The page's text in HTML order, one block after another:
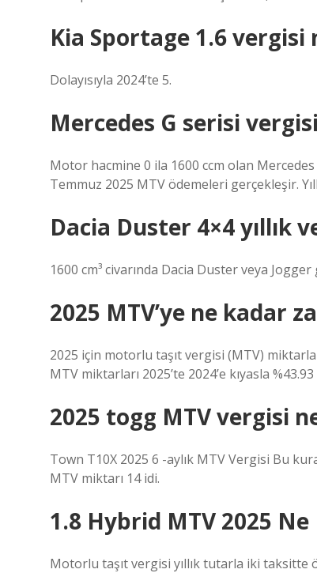
Kia Sportage 1.6 vergisi
Dolayısıyla 2024’te 5.
Mercedes G serisi
Motor hacmine 0 ila 1600 ccm olan
Temmuz 2025 MTV ödemeleri gerçekleşir.
Dacia Duster 4×4 yıllık
1600 cm³ civarında Dacia Duster veya
2025 MTV’ye ne kadar
2025 için motorlu taşıt vergisi (MTV)
MTV miktarları 2025’te 2024’e kıyasla %43.93
2025 togg MTV vergisi
Town T10X 2025 6 -aylık MTV Vergisi Bu
MTV miktarı 14 idi.
1.8 Hybrid MTV 2025 Ne
Motorlu taşıt vergisi yıllık tutarla iki taksitte